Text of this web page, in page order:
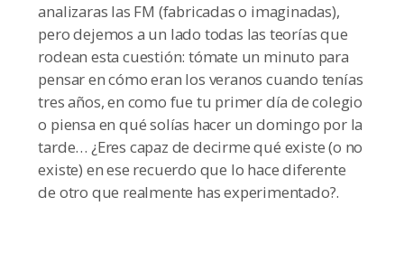
analizaras las FM (fabricadas o imaginadas),
pero dejemos a un lado todas las teorías que
rodean esta cuestión: tómate un minuto para
pensar en cómo eran los veranos cuando tenías
tres años, en como fue tu primer día de colegio
o piensa en qué solías hacer un domingo por la
tarde… ¿Eres capaz de decirme qué existe (o no
existe) en ese recuerdo que lo hace diferente
de otro que realmente has experimentado?.